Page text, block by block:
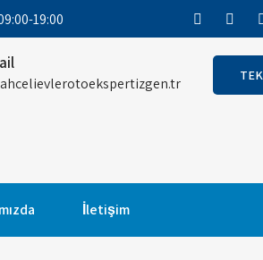
19:00
Merter oto
Araç Alırken RİSK Almayın!
İletişim